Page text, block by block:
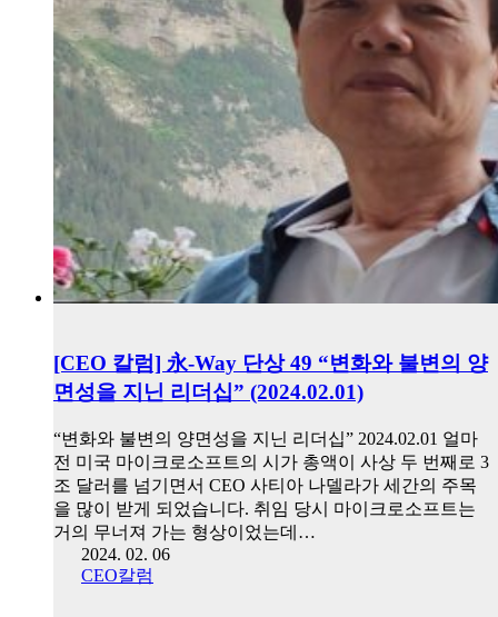
[CEO 칼럼] 永-Way 단상 49 “변화와 불변의 양
면성을 지닌 리더십” (2024.02.01)
“변화와 불변의 양면성을 지닌 리더십” 2024.02.01 얼마
전 미국 마이크로소프트의 시가 총액이 사상 두 번째로 3
조 달러를 넘기면서 CEO 사티아 나델라가 세간의 주목
을 많이 받게 되었습니다. 취임 당시 마이크로소프트는
거의 무너져 가는 형상이었는데…
2024. 02. 06
CEO칼럼